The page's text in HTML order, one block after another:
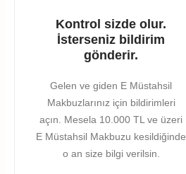
Kontrol sizde olur.
İsterseniz bildirim
gönderir.
Gelen ve giden E Müstahsil
Makbuzlarınız için bildirimleri
açın. Mesela 10.000 TL ve üzeri
E Müstahsil Makbuzu kesildiğinde
o an size bilgi verilsin.